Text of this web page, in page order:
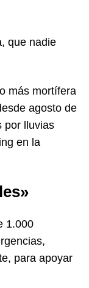
que nadie
más mortífera
agosto de
por lluvias
en la
1.000
para apoyar